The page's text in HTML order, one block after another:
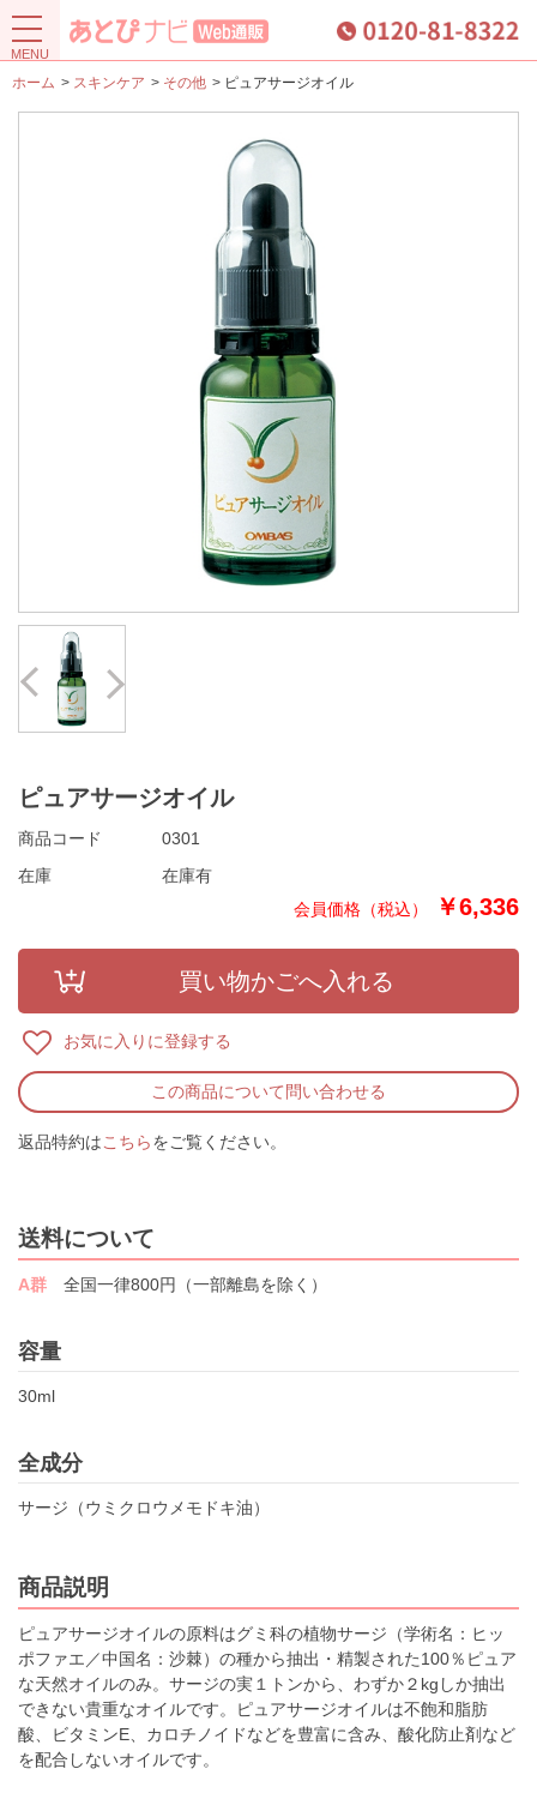
ホーム > スキンケア > その他 > ピュアサージオイル
Prev
ピュアサージオイル
￥6,336
商品コード
0301
在庫
在庫有
お気に入りに登録する
この商品について問い合わせる
返品特約はこちらをご覧ください。
送料について
A群 全国一律800円（一部離島を除く）
容量
30ml
全成分
サージ（ウミクロウメモドキ油）
商品説明
ピュアサージオイルの原料はグミ科の植物サージ（学術名：ヒッ
ポファエ／中国名：沙棘）の種から抽出・精製された100％ピュア
な天然オイルのみ。サージの実１トンから、わずか２kgしか抽出
できない貴重なオイルです。ピュアサージオイルは不飽和脂肪
酸、ビタミンE、カロチノイドなどを豊富に含み、酸化防止剤など
を配合しないオイルです。